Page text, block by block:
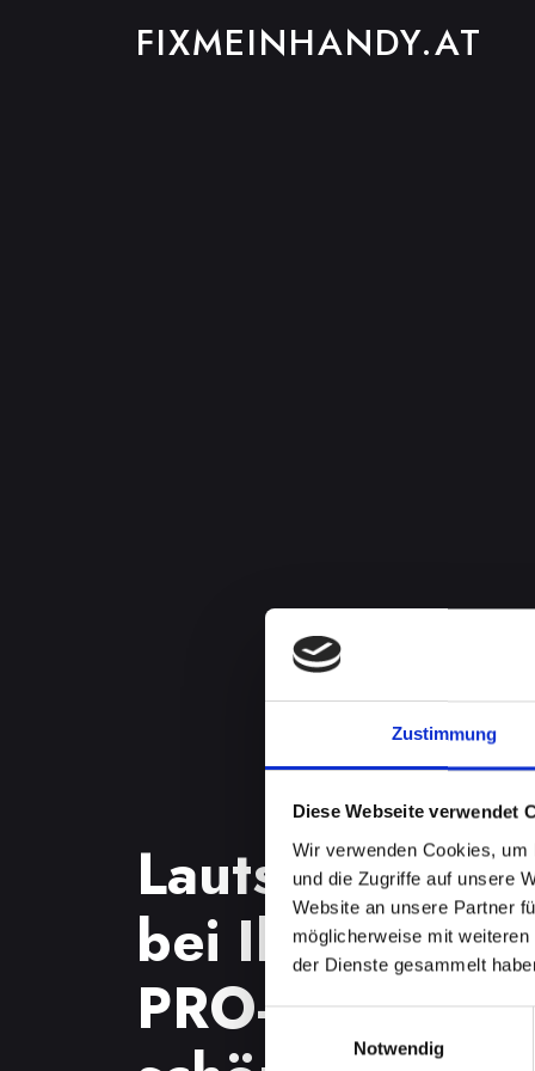
Zustimmung
Diese Webseite verwendet
Wir verwenden Cookies,
und die Zugriffe auf unsere
Website an unsere Partner
möglicherweise mit
der Dienste gesammelt
Einwilligungsauswahl
Notwendig
FIXMEINHANDY.AT
bei Ihrem
PRO-MAX in